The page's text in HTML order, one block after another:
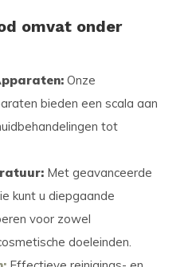
omvat onder
Onze
bieden een scala aan
tot
Met geavanceerde
kunt u diepgaande
voor zowel
doeleinden.